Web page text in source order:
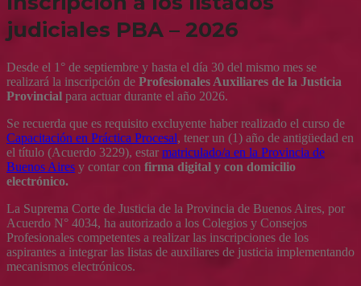
judiciales PBA – 2026
Desde el 1° de septiembre y hasta el día 30 del mismo mes se
realizará la inscripción de Profesionales Auxiliares de la Justicia
Provincial para actuar durante el año 2026.
Se recuerda que es requisito excluyente haber realizado el curso de
Capacitación en Práctica Procesal, tener un (1) año de antigüedad en
el título (Acuerdo 3229), estar matriculado/a en la Provincia de
Buenos Aires y contar con firma digital y con domicilio
electrónico.
La Suprema Corte de Justicia de la Provincia de Buenos Aires, por
Acuerdo N° 4034, ha autorizado a los Colegios y Consejos
Profesionales competentes a realizar las inscripciones de los
aspirantes a integrar las listas de auxiliares de justicia implementando
mecanismos electrónicos.